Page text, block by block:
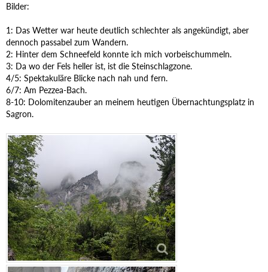
Bilder:
1: Das Wetter war heute deutlich schlechter als angekündigt, aber
dennoch passabel zum Wandern.
2: Hinter dem Schneefeld konnte ich mich vorbeischummeln.
3: Da wo der Fels heller ist, ist die Steinschlagzone.
4/5: Spektakuläre Blicke nach nah und fern.
6/7: Am Pezzea-Bach.
8-10: Dolomitenzauber an meinem heutigen Übernachtungsplatz in
Sagron.